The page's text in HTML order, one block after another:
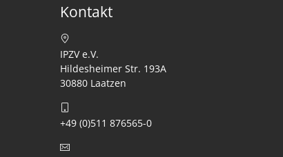
Kontakt
IPZV e.V.
Hildesheimer Str. 193A
30880 Laatzen
+49 (0)511 876565-0